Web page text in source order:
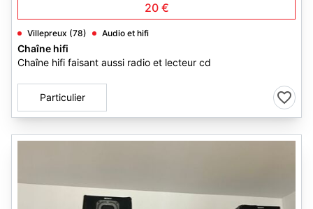
20 €
Villepreux (78) Audio et hifi
Chaîne hifi
Chaîne hifi faisant aussi radio et lecteur cd
Particulier